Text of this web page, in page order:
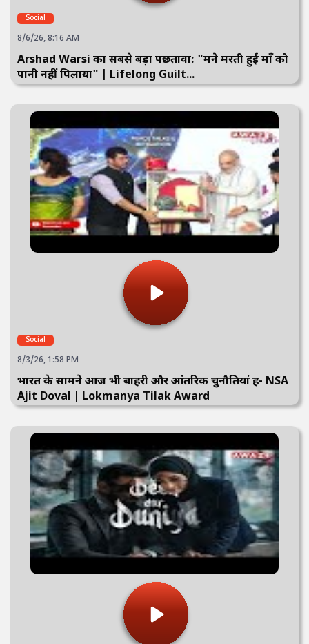
Social
8/6/26, 8:16 AM
Arshad Warsi का सबसे बड़ा पछतावा: "मैंने मरती हुई माँ को
पानी नहीं पिलाया" | Lifelong Guilt...
Social
8/3/26, 1:58 PM
भारत के सामने आज भी बाहरी और आंतरिक चुनौतियां हैं- NSA
Ajit Doval | Lokmanya Tilak Award